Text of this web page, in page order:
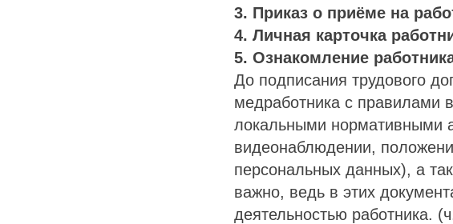
3. Приказ о приёме на
4. Личная карточка
5. Ознакомление
До подписания трудового
медработника с правилами
локальными нормативными
видеонаблюдении,
персональных данных), а
важно, ведь в этих
деятельностью работника.